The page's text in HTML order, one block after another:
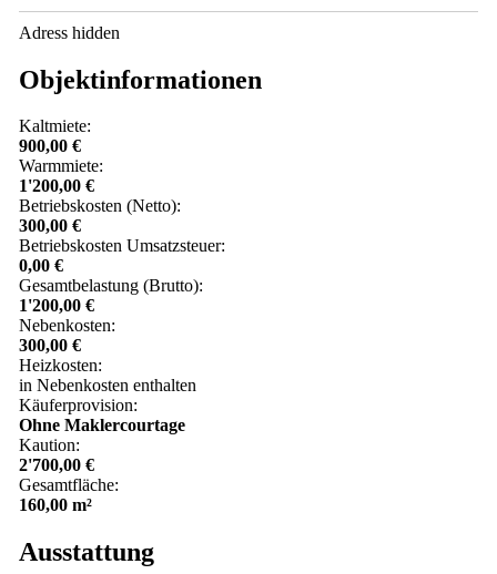
Adress hidden
Objektinformationen
Kaltmiete:
900,00 €
Warmmiete:
1'200,00 €
Betriebskosten (Netto):
300,00 €
Betriebskosten Umsatzsteuer:
0,00 €
Gesamtbelastung (Brutto):
1'200,00 €
Nebenkosten:
300,00 €
Heizkosten:
in Nebenkosten enthalten
Käuferprovision:
Ohne Maklercourtage
Kaution:
2'700,00 €
Gesamtfläche:
160,00 m²
Ausstattung